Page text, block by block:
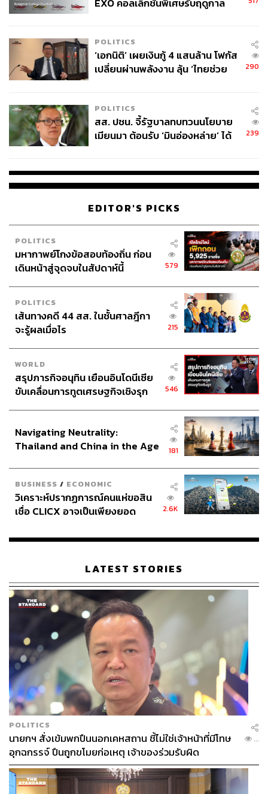
EXO คอลเล็กชันพิเศษรับฤดูกาล
POLITICS
‘เอกนิติ’ เผยเงินกู้ 4 แสนล้าน โฟกัส
เปลี่ยนผ่านพลังงาน ลุ้น ‘ไทยช่วย
290
POLITICS
สส. ปชน. จี้รัฐบาลทบทวนนโยบาย
เมียนมา ต้อนรับ ‘มินอ่องหล่าย’ ได้
239
EDITOR'S PICKS
POLITICS
มหากาพย์โกงข้อสอบท้องถิ่น ก่อน
เดินหน้าสู่จุดจบในสัปดาห์นี้
579
POLITICS
เส้นทางคดี 44 สส. ในชั้นศาลฎีกา
จะรู้ผลเมื่อไร
215
WORLD
สรุปภารกิจอนุทิน เยือนอินโดนีเซีย
ขับเคลื่อนการทูตเศรษฐกิจเชิงรุก
546
Navigating Neutrality:
Thailand and China in the Age
181
BUSINESS / ECONOMIC
วิเคราะห์ปรากฏการณ์คนแห่ขอสิน
เชื่อ CLICX อาจเป็นเพียงยอด
เรือนไทยที่ถูกซุกไว้
2.6K
LATEST STORIES
POLITICS
นายกฯ สั่งเข้มพกปืนนอกเคหสถาน ชี้ไม่ใช่เจ้าหน้าที่มีโทษ
อุกฉกรรจ์ ปืนถูกขโมยก่อเหตุ เจ้าของร่วมรับผิด
...